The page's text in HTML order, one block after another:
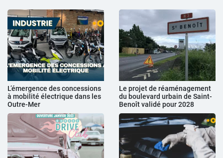
L’émergence des concessions
à mobilité électrique dans les
Outre-Mer
Le projet de réaménagement
du boulevard urbain de Saint-
Benoît validé pour 2028